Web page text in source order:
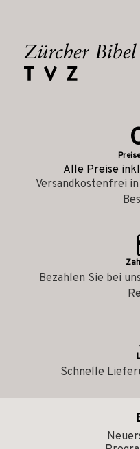
Alle Preise
Versandkostenfrei
Bezahlen Sie bei
Schnelle